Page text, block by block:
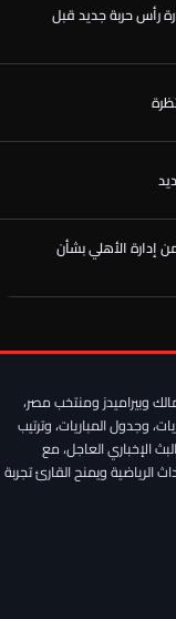
رأس حربة جديد قبل
إدارة الأهلي بشأن
تحركات الأهلي وقرار
رأس حربة جديد قبل
وبيراميدز ومنتخب مصر،
وجدول المباريات، وترتيب
الإخباري العاجل، مع
ويمنح القارئ تجربة